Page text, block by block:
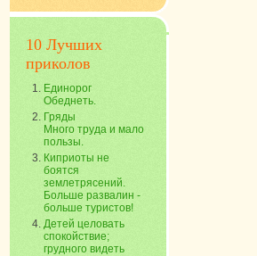
10 Лучших
приколов
Единорог
Обеднеть.
Гряды
Много труда и мало
пользы.
Киприоты не
боятся
землетрясений.
Больше развалин -
больше туристов!
Детей целовать
спокойствие;
грудного видеть